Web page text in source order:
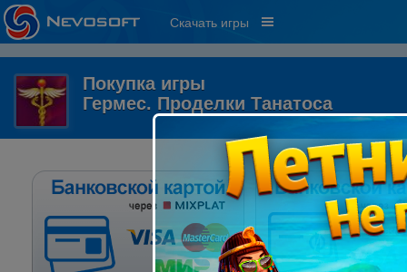
Скачать игры
Покупка игры
Гермес. Проделки Танатоса